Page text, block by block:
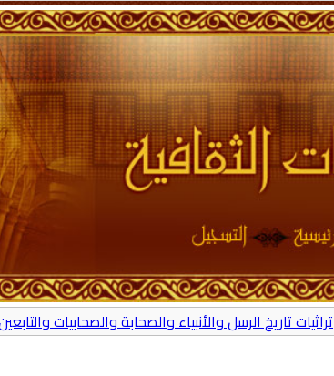
تراثيات تاريخ الرسل والأنبياء والصحابة والصحابيات